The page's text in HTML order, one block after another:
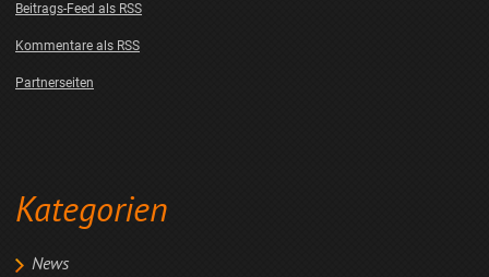
Beitrags-Feed als RSS
Kommentare als RSS
Partnerseiten
Kategorien
News